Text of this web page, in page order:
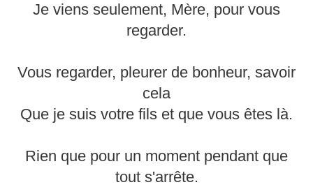
Je viens seulement, Mère, pour vous
regarder.
Vous regarder, pleurer de bonheur, savoir
cela
Que je suis votre fils et que vous êtes là.
Rien que pour un moment pendant que
tout s'arrête.